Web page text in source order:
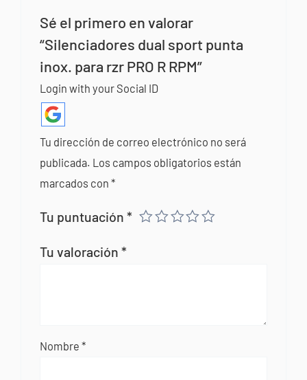
Sé el primero en valorar
“Silenciadores dual sport punta
inox. para rzr PRO R RPM”
Login with your Social ID
Tu dirección de correo electrónico no será
publicada. Los campos obligatorios están
marcados con*
Tu puntuación*
Tu valoración*
Nombre*